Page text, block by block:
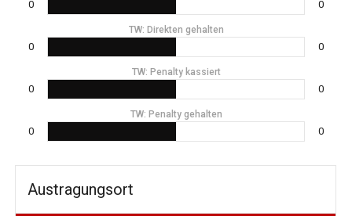
0 0
TW: Direkten gehalten
0 0
TW: Penalty kassiert
0 0
TW: Penalty gehalten
0 0
Austragungsort